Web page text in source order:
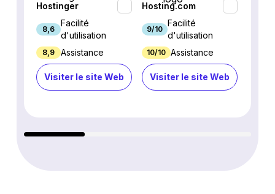
Hostinger
8,6
Facilité
d'utilisation
8,9 Assistance
Visiter le site Web
Hosting.com
9/10
Facilité
d'utilisation
10/10 Assistance
Visiter le site Web